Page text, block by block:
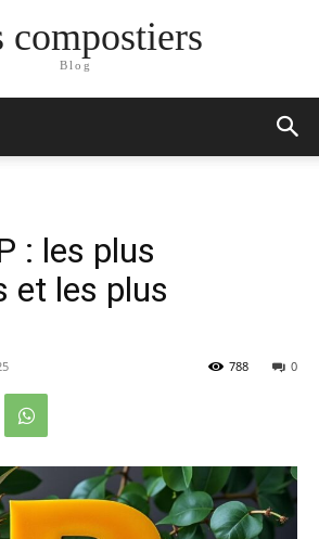
compostiers
Blog
: les plus
et les plus
0
788